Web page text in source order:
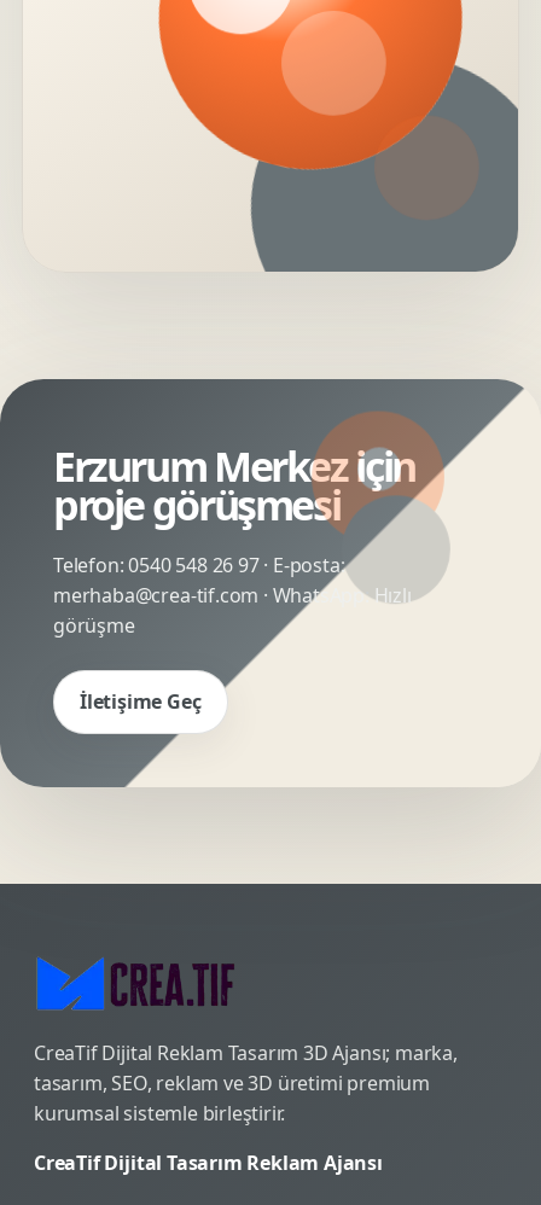
Erzurum Merkez için
proje görüşmesi
Telefon:0540 548 26 97· E-posta:
merhaba@crea-tif.com · WhatsApp:Hızlı
görüşme
İletişime Geç
CreaTif Dijital Reklam Tasarım 3D Ajansı; marka,
tasarım, SEO, reklam ve 3D üretimi premium
kurumsal sistemle birleştirir.
CreaTif Dijital Tasarım Reklam Ajansı